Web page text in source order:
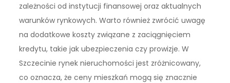
zależności od instytucji finansowej oraz aktualnych
warunków rynkowych. Warto również zwrócić uwagę
na dodatkowe koszty związane z zaciągnięciem
kredytu, takie jak ubezpieczenia czy prowizje. W
Szczecinie rynek nieruchomości jest zróżnicowany,
co oznacza, że ceny mieszkań mogą się znacznie